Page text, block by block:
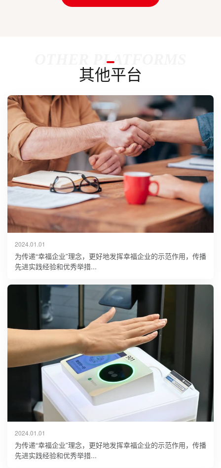
OTHER PLATFORMS
其他平台
2024.01.01
为传递“幸福企业”理念，更好地发挥幸福企业的示范作用，传播
先进实践经验和优秀举措...
2024.01.01
为传递“幸福企业”理念，更好地发挥幸福企业的示范作用，传播
先进实践经验和优秀举措...